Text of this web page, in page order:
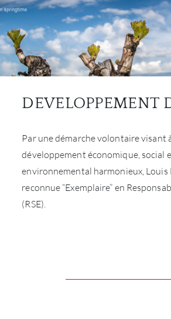
DEVELOPPEMENT
Par une démarche volontaire visant
développement économique, social
environnemental harmonieux, Louis
reconnue “Exemplaire” en
(RSE).